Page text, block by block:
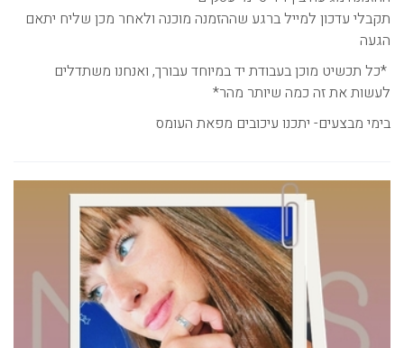
תקבלי עדכון למייל ברגע שההזמנה מוכנה ולאחר מכן שליח יתאם
הגעה
*כל תכשיט מוכן בעבודת יד במיוחד עבורך, ואנחנו משתדלים
לעשות את זה כמה שיותר מהר*
בימי מבצעים- יתכנו עיכובים מפאת העומס